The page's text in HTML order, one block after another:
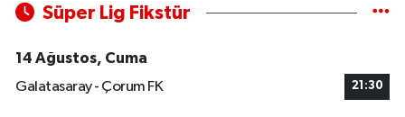
Süper Lig Fikstür
14 Ağustos, Cuma
Galatasaray - Çorum FK
21:30